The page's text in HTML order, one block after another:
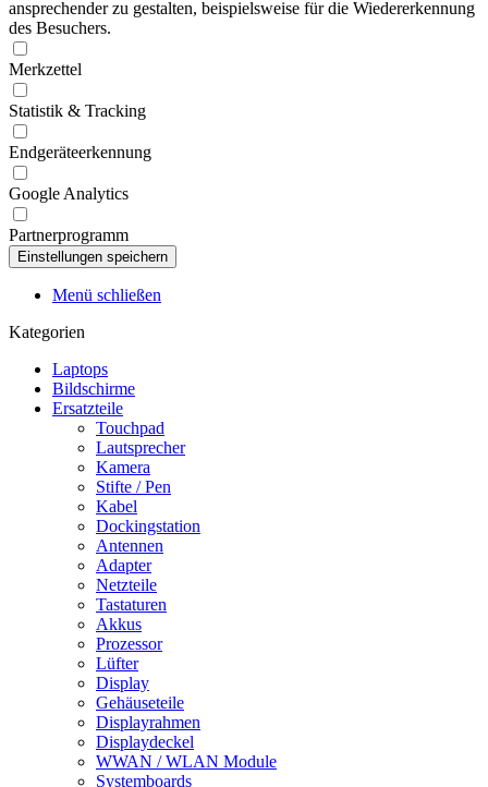
ansprechender zu gestalten, beispielsweise für die Wiedererkennung
des Besuchers.
Merkzettel
Statistik & Tracking
Endgeräteerkennung
Google Analytics
Partnerprogramm
Menü schließen
Kategorien
Laptops
Bildschirme
Ersatzteile
Touchpad
Lautsprecher
Kamera
Stifte / Pen
Kabel
Dockingstation
Antennen
Adapter
Netzteile
Tastaturen
Akkus
Prozessor
Lüfter
Display
Gehäuseteile
Displayrahmen
Displaydeckel
WWAN / WLAN Module
Systemboards